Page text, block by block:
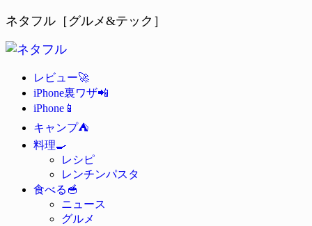
ネタフル［グルメ&テック］
レビュー🚀
iPhone裏ワザ📲
iPhone 📱
キャンプ⛺
料理🍳
レシピ
レンチンパスタ
食べる 🥣
ニュース
グルメ